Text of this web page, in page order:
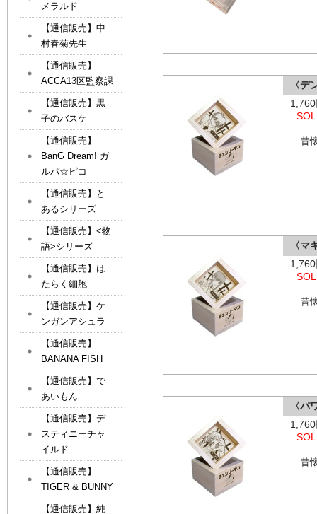
〈
昔
〈
昔
〈
昔
メラルド
【通信販売】中
村春菊先生
【通信販売】
ACCA13区監察課
【通信販売】黒
子のバスケ
【通信販売】
BanG Dream! ガ
ルパ☆ピコ
【通信販売】と
あるシリーズ
【通信販売】<物
語>シリーズ
【通信販売】は
たらく細胞
【通信販売】ケ
ンガンアシュラ
【通信販売】
BANANA FISH
【通信販売】で
あいもん
【通信販売】デ
スティニーチャ
イルド
【通信販売】
TIGER & BUNNY
【通信販売】純